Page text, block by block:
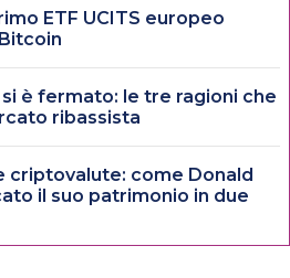
ETF UCITS europeo
è fermato: le tre ragioni che
ribassista
criptovalute: come Donald
il suo patrimonio in due